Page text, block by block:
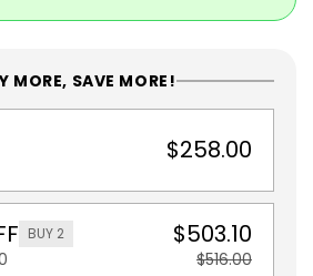
MORE, SAVE MORE!
$258.00
BUY 2 $503.10
$516.00